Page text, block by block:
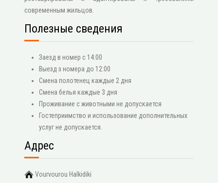
современным жильцов.
Полезные сведения
Заезд в номер с 14:00
Выезд з номера до 12:00
Смена полотенец каждые 2 дня
Смена белья каждые 3 дня
Проживание с животными не допускается
Гостеприимство и использование дополнительных
услуг не допускается.
Адрес
Vourvourou Halkidiki